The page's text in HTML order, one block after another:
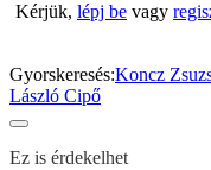
Kérjük, lépj be vagy
Gyorskeresés:Koncz
László Cipő
Ez is érdekelhet